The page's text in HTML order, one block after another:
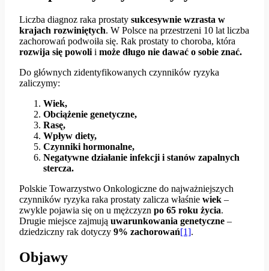
Liczba diagnoz raka prostaty sukcesywnie wzrasta w
krajach rozwiniętych. W Polsce na przestrzeni 10 lat liczba
zachorowań podwoiła się. Rak prostaty to choroba, która
rozwija się powoli i może długo nie dawać o sobie znać.
Do głównych zidentyfikowanych czynników ryzyka
zaliczymy:
Wiek,
Obciążenie genetyczne,
Rasę,
Wpływ diety,
Czynniki hormonalne,
Negatywne działanie infekcji i stanów zapalnych
stercza.
Polskie Towarzystwo Onkologiczne do najważniejszych
czynników ryzyka raka prostaty zalicza właśnie wiek –
zwykle pojawia się on u mężczyzn po 65 roku życia.
Drugie miejsce zajmują uwarunkowania genetyczne –
dziedziczny rak dotyczy 9% zachorowań[1].
Objawy